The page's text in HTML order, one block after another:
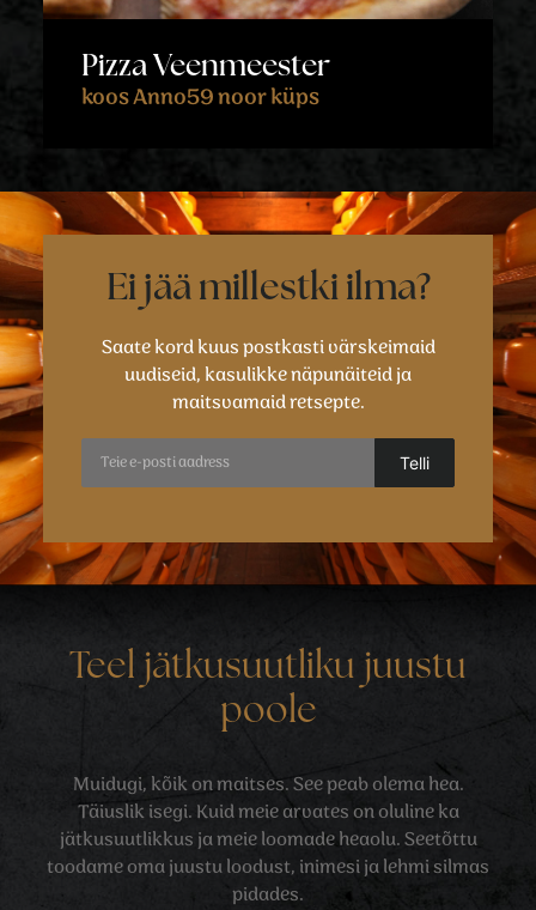
Pizza Veenmeester
koos Anno59 noor küps
Ei jää millestki ilma?
Saate kord kuus postkasti värskeimaid
uudiseid, kasulikke näpunäiteid ja
maitsvamaid retsepte.
Teel jätkusuutliku juustu
poole
Muidugi, kõik on maitses. See peab olema hea.
Täiuslik isegi. Kuid meie arvates on oluline ka
jätkusuutlikkus ja meie loomade heaolu. Seetõttu
toodame oma juustu loodust, inimesi ja lehmi silmas
pidades.